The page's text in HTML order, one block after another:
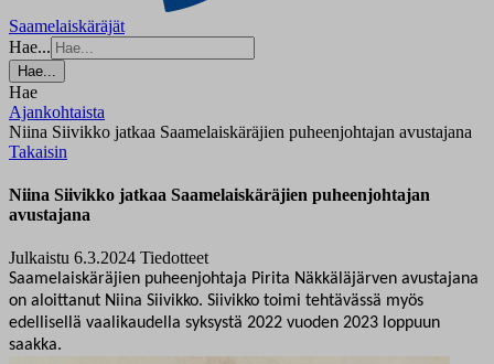
Saamelaiskäräjät
Hae...
Hae...
Hae
Ajankohtaista
Niina Siivikko jatkaa Saamelaiskäräjien puheenjohtajan avustajana
Takaisin
Niina Siivikko jatkaa Saamelaiskäräjien puheenjohtajan
avustajana
Julkaistu 6.3.2024 Tiedotteet
Saamelaiskäräjien puheenjohtaja Pirita Näkkäläjärven avustajana
on aloittanut Niina Siivikko. Siivikko toimi tehtävässä myös
edellisellä vaalikaudella syksystä 2022 vuoden 2023 loppuun
saakka.